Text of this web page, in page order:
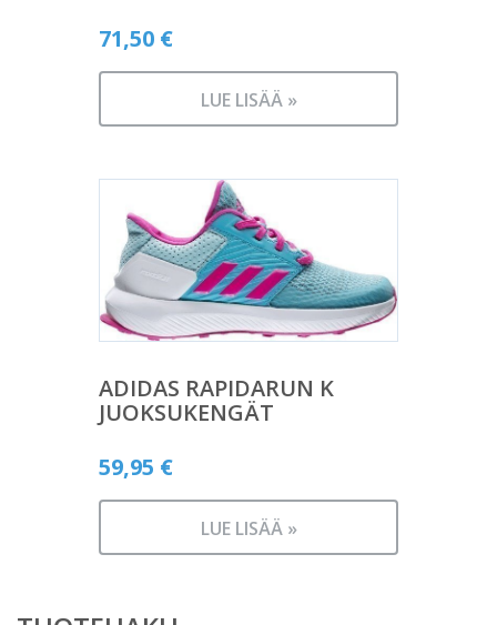
71,50 €
LUE LISÄÄ »
ADIDAS RAPIDARUN K
JUOKSUKENGÄT
59,95 €
LUE LISÄÄ »